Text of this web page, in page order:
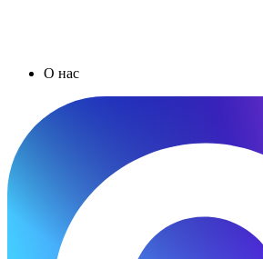
О нас